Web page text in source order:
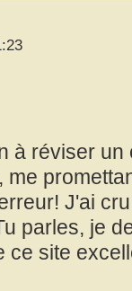
à réviser
J'ai
parles, je
ce site